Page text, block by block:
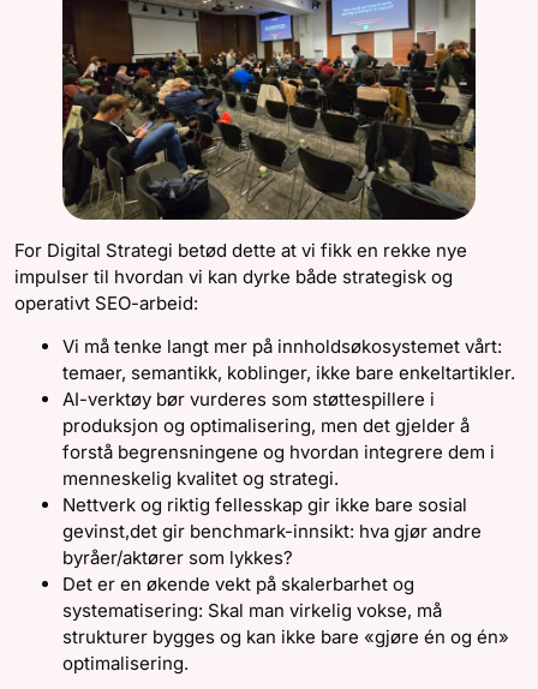
For Digital Strategi betød dette at vi fikk en rekke nye
impulser til hvordan vi kan dyrke både strategisk og
operativt SEO-arbeid:
Vi må tenke langt mer på innholdsøkosystemet vårt:
temaer, semantikk, koblinger, ikke bare enkelt­artikler.
AI-verktøy bør vurderes som støttespillere i
produksjon og optimalisering, men det gjelder å
forstå begrensningene og hvordan integrere dem i
menneskelig kvalitet og strategi.
Nettverk og riktig fellesskap gir ikke bare sosial
gevinst,det gir benchmark-innsikt: hva gjør andre
byråer/aktører som lykkes?
Det er en økende vekt på skalerbarhet og
systematisering: Skal man virkelig vokse, må
strukturer bygges og kan ikke bare «gjøre én og én»
optimalisering.